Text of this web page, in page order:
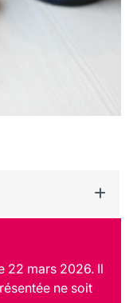
22 mars 2026. Il
ne soit